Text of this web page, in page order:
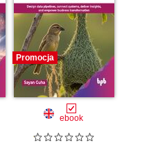
Promocja
ebook